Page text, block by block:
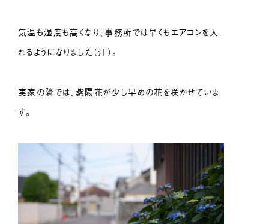
気温も湿度も高くなり、事務所では早くもエアコンを入
れるようになりました（汗）。
実家の隣では、紫陽花が少し早めの花を咲かせていま
す。